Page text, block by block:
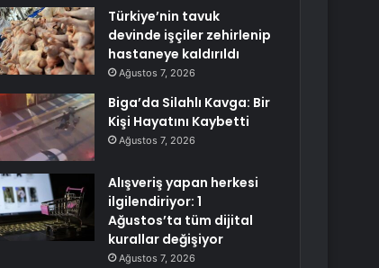
Türkiye’nin tavuk
devinde işçiler zehirlenip
hastaneye kaldırıldı
Ağustos 7, 2026
Biga’da Silahlı Kavga: Bir
Kişi Hayatını Kaybetti
Ağustos 7, 2026
Alışveriş yapan herkesi
ilgilendiriyor: 1
Ağustos’ta tüm dijital
kurallar değişiyor
Ağustos 7, 2026